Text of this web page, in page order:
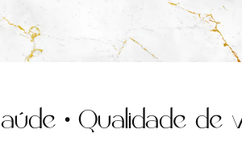
• Qualidade de